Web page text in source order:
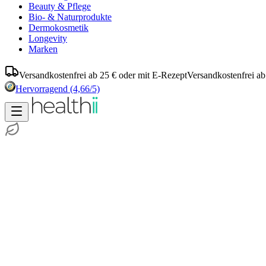
Beauty & Pflege
Bio- & Naturprodukte
Dermokosmetik
Longevity
Marken
Versandkostenfrei ab 25 € oder mit E-RezeptVersandkostenfrei
Hervorragend (4,66/5)